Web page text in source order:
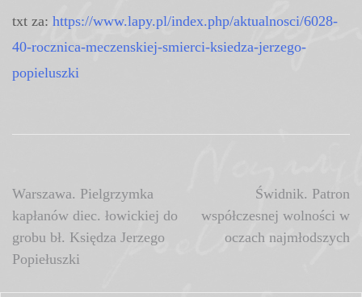
txt za: https://www.lapy.pl/index.php/aktualnosci/6028-
40-rocznica-meczenskiej-smierci-ksiedza-jerzego-
popieluszki
Nawigacja
wpisu
Warszawa. Pielgrzymka
kapłanów diec. łowickiej do
grobu bł. Księdza Jerzego
Popiełuszki
Świdnik. Patron
współczesnej wolności w
oczach najmłodszych